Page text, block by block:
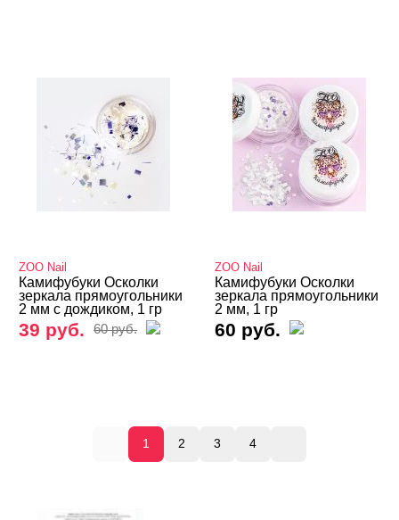
ZOO Nail
Камифубуки Осколки
зеркала прямоугольники
2 мм с дождиком, 1 гр
39 руб. 60 руб.
ZOO Nail
Камифубуки Осколки
зеркала прямоугольники
2 мм, 1 гр
60 руб.
1 2 3 4